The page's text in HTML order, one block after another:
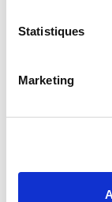
Statistiques
Marketing